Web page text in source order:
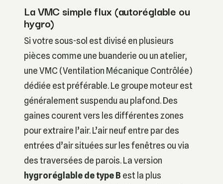
La VMC simple flux (autoréglable ou
hygro)
Si votre sous-sol est divisé en plusieurs
pièces comme une buanderie ou un atelier,
une VMC (Ventilation Mécanique Contrôlée)
dédiée est préférable. Le groupe moteur est
généralement suspendu au plafond. Des
gaines courent vers les différentes zones
pour extraire l’air. L’air neuf entre par des
entrées d’air situées sur les fenêtres ou via
des traversées de parois. La version
hygroréglable de type B est la plus